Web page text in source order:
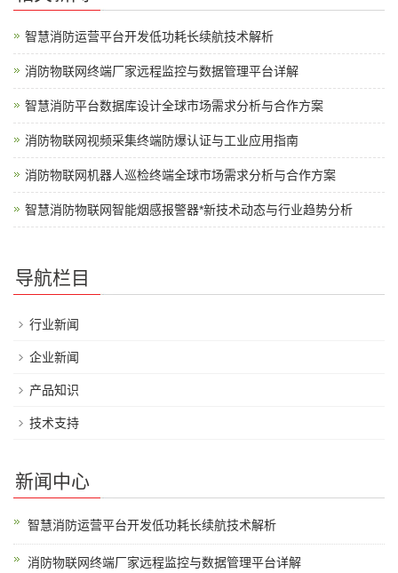
智慧消防运营平台开发低功耗长续航技术解析
消防物联网终端厂家远程监控与数据管理平台详解
智慧消防平台数据库设计全球市场需求分析与合作方案
消防物联网视频采集终端防爆认证与工业应用指南
消防物联网机器人巡检终端全球市场需求分析与合作方案
智慧消防物联网智能烟感报警器*新技术动态与行业趋势分析
导航栏目
行业新闻
企业新闻
产品知识
技术支持
新闻中心
智慧消防运营平台开发低功耗长续航技术解析
消防物联网终端厂家远程监控与数据管理平台详解